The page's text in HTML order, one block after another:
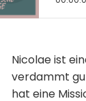
Nicolae ist
verdammt
hat eine